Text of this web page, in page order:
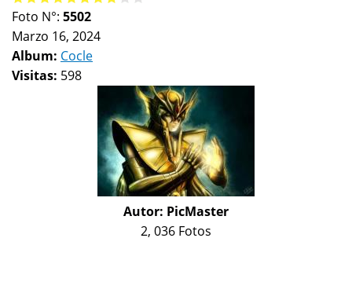
Foto N°: 5502
Marzo 16, 2024
Album: Cocle
Visitas: 598
Autor: PicMaster
2, 036 Fotos